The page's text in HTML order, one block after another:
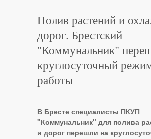
Полив растений и
дорог. Брестский
"Коммунальник"
круглосуточный
работы
В Бресте специалисты ПКУП
"Коммунальник" для полива
и дорог перешли на